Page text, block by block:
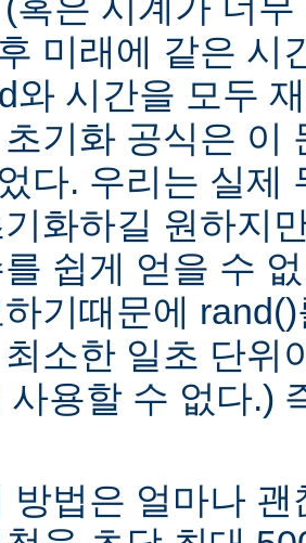
미래에 같은 시
와 시간을 모두
기화 공식은 이
다. 우리는 실제
화하길 원하지
쉽게 얻을 수
기때문에
소한 일초 단위
사용할 수 없다.)
방법은 얼마나